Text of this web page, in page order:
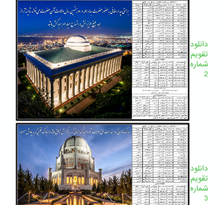
دانلود
تقویم
شماره
2
دانلود
تقویم
شماره
3